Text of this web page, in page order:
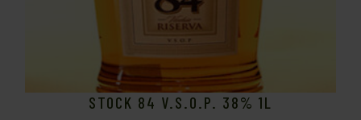
STOCK 84 V.S.O.P. 38% 1L